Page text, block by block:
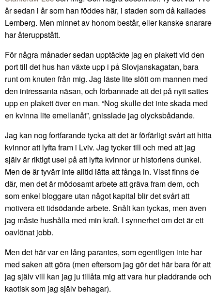
år sedan i år som han föddes här, i staden som då kallades
Lemberg. Men minnet av honom består, eller kanske snarare
har återuppstått.
För några månader sedan upptäckte jag en plakett vid den
port till det hus han växte upp i på Slovjanskagatan, bara
runt om knuten från mig. Jag läste lite slött om mannen med
den intressanta näsan, och förbannade att det på nytt sattes
upp en plakett över en man. “Nog skulle det inte skada med
en kvinna lite emellanåt”, gnisslade jag olycksbådande.
Jag kan nog fortfarande tycka att det är förfärligt svårt att hitta
kvinnor att lyfta fram i Lviv. Jag tycker till och med att jag
själv är riktigt usel på att lyfta kvinnor ur historiens dunkel.
Men de är tyvärr inte alltid lätta att fånga in. Visst finns de
där, men det är mödosamt arbete att gräva fram dem, och
som enkel bloggare utan något kapital blir det svårt att
motivera ett tidsödande arbete. Snålt kan tyckas, men även
jag måste hushålla med min kraft. I synnerhet om det är ett
oavlönat jobb.
Men det här var en lång parantes, som egentligen inte har
med saken att göra (men eftersom jag gör det här bara för att
jag själv vill kan jag ju tillåta mig att vara hur pladdrande och
kaotisk som jag själv behagar).